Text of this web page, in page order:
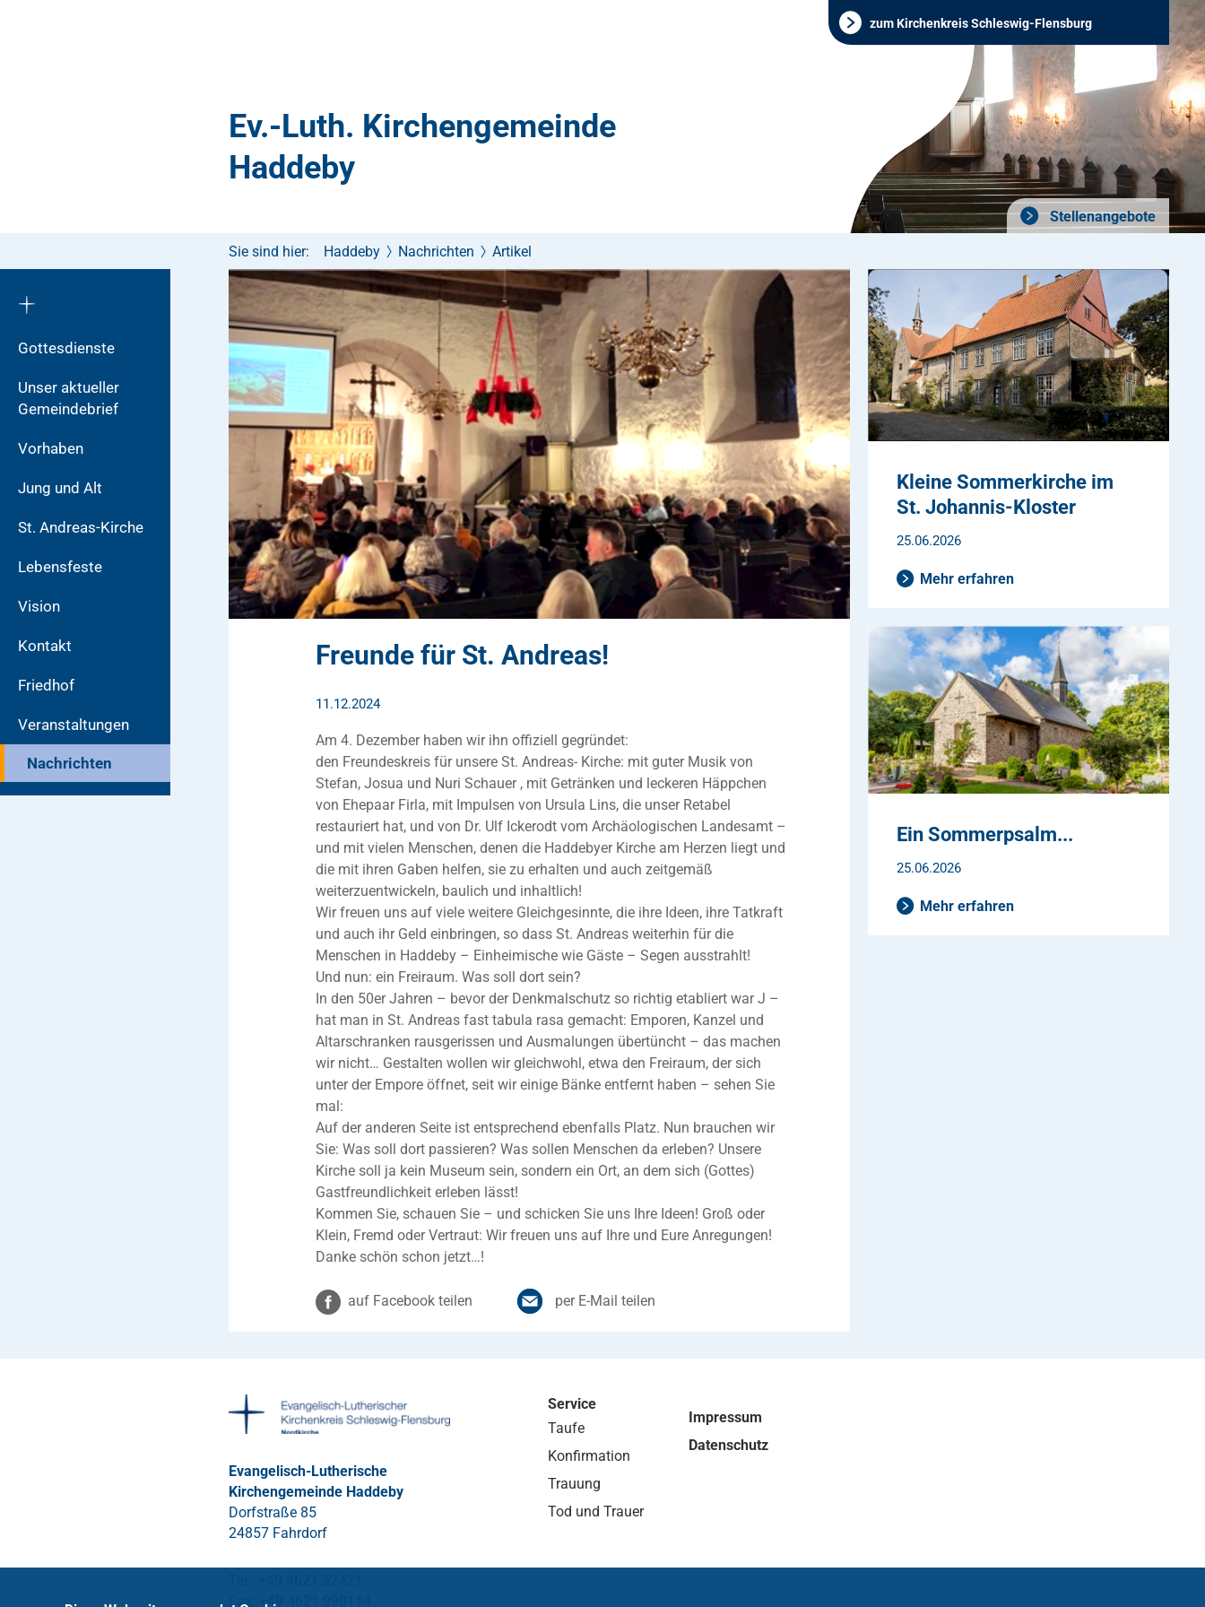
zum Kirchenkreis Schleswig-Flensburg
Ev.-Luth. Kirchengemeinde
Haddeby
Stellenangebote
Gottesdienste
Unser aktueller
Gemeindebrief
Vorhaben
Jung und Alt
St. Andreas-Kirche
Lebensfeste
Vision
Kontakt
Friedhof
Veranstaltungen
Nachrichten
Sie sind hier: Haddeby Nachrichten Artikel
Freunde für St. Andreas!
11.12.2024
Am 4. Dezember haben wir ihn offiziell gegründet:
den Freundeskreis für unsere St. Andreas- Kirche: mit guter Musik von
Stefan, Josua und Nuri Schauer , mit Getränken und leckeren Häppchen
von Ehepaar Firla, mit Impulsen von Ursula Lins, die unser Retabel
restauriert hat, und von Dr. Ulf Ickerodt vom Archäologischen Landesamt –
und mit vielen Menschen, denen die Haddebyer Kirche am Herzen liegt und
die mit ihren Gaben helfen, sie zu erhalten und auch zeitgemäß
weiterzuentwickeln, baulich und inhaltlich!
Wir freuen uns auf viele weitere Gleichgesinnte, die ihre Ideen, ihre Tatkraft
und auch ihr Geld einbringen, so dass St. Andreas weiterhin für die
Menschen in Haddeby – Einheimische wie Gäste – Segen ausstrahlt!
Und nun: ein Freiraum. Was soll dort sein?
In den 50er Jahren – bevor der Denkmalschutz so richtig etabliert war J –
hat man in St. Andreas fast tabula rasa gemacht: Emporen, Kanzel und
Altarschranken rausgerissen und Ausmalungen übertüncht – das machen
wir nicht… Gestalten wollen wir gleichwohl, etwa den Freiraum, der sich
unter der Empore öffnet, seit wir einige Bänke entfernt haben – sehen Sie
mal:
Auf der anderen Seite ist entsprechend ebenfalls Platz. Nun brauchen wir
Sie: Was soll dort passieren? Was sollen Menschen da erleben? Unsere
Kirche soll ja kein Museum sein, sondern ein Ort, an dem sich (Gottes)
Gastfreundlichkeit erleben lässt!
Kommen Sie, schauen Sie – und schicken Sie uns Ihre Ideen! Groß oder
Klein, Fremd oder Vertraut: Wir freuen uns auf Ihre und Eure Anregungen!
Danke schön schon jetzt…!
auf Facebook teilen per E-Mail teilen
Kleine Sommerkirche im
St. Johannis-Kloster
25.06.2026
Mehr erfahren
Ein Sommerpsalm...
25.06.2026
Mehr erfahren
Evangelisch-Lutherische
Kirchengemeinde Haddeby
Dorfstraße 85
24857 Fahrdorf
Fax: +49 4621 990114
Service
Taufe
Konfirmation
Trauung
Tod und Trauer
Impressum
Datenschutz